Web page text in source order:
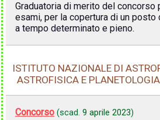
Graduatoria di merito del
esami, per la copertura di un
a tempo determinato e pieno.
ISTITUTO NAZIONALE DI
ASTROFISICA E
Concorso (scad. 9 aprile 2023)